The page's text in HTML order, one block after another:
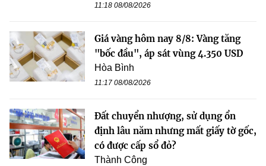
11:18 08/08/2026
Giá vàng hôm nay 8/8: Vàng tăng
"bốc đầu", áp sát vùng 4.350 USD
Hòa Bình
11:17 08/08/2026
Đất chuyển nhượng, sử dụng ổn
định lâu năm nhưng mất giấy tờ gốc,
có được cấp sổ đỏ?
Thành Công